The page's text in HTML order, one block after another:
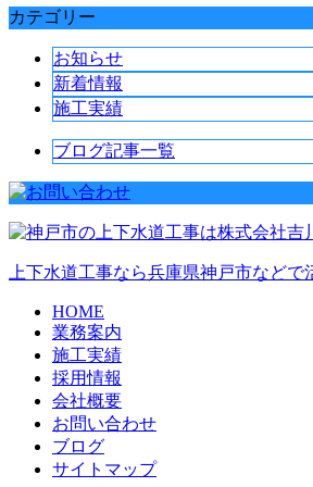
カテゴリー
お知らせ
新着情報
施工実績
ブログ記事一覧
上下水道工事なら兵庫県神戸市など
HOME
業務案内
施工実績
採用情報
会社概要
お問い合わせ
ブログ
サイトマップ